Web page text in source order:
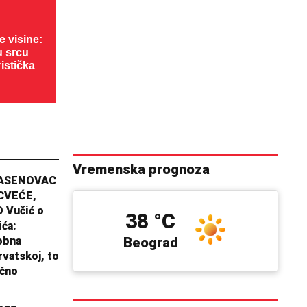
visine:
srcu
Vučić o
to
Vremenska prognoza
Beograd
38 °C